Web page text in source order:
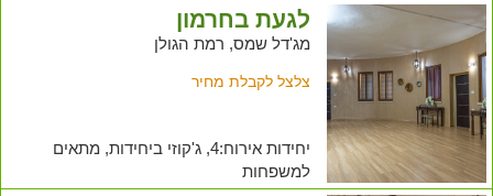
לגעת בחרמון
מג'דל שמס, רמת הגולן
צלצל לקבלת מחיר
יחידות אירוח:4, ג'קוזי ביחידות, מתאים
למשפחות